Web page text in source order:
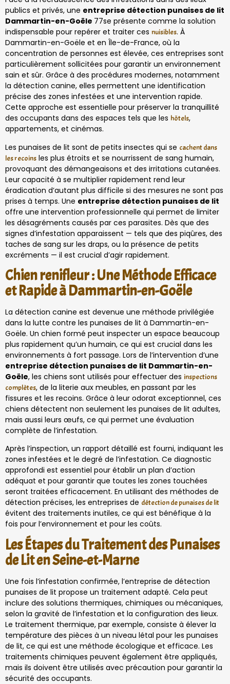
publics et privés, une entreprise détection punaises de lit
Dammartin-en-Goële 77se présente comme la solution
indispensable pour repérer et traiter ces nuisibles. À
Dammartin-en-Goële et en Île-de-France, où la
concentration de personnes est élevée, ces entreprises sont
particulièrement sollicitées pour garantir un environnement
sain et sûr. Grâce à des procédures modernes, notamment
la détection canine, elles permettent une identification
précise des zones infestées et une intervention rapide.
Cette approche est essentielle pour préserver la tranquillité
des occupants dans des espaces tels que les hôtels,
appartements, et cinémas.
Les punaises de lit sont de petits insectes qui se cachent dans
les recoins les plus étroits et se nourrissent de sang humain,
provoquant des démangeaisons et des irritations cutanées.
Leur capacité à se multiplier rapidement rend leur
éradication d’autant plus difficile si des mesures ne sont pas
prises à temps. Une entreprise détection punaises de lit
offre une intervention professionnelle qui permet de limiter
les désagréments causés par ces parasites. Dès que des
signes d’infestation apparaissent — tels que des piqûres, des
taches de sang sur les draps, ou la présence de petits
excréments — il est crucial d’agir rapidement.
Chien renifleur : Une Méthode Efficace
et Rapide à Dammartin-en-Goële
La détection canine est devenue une méthode privilégiée
dans la lutte contre les punaises de lit à Dammartin-en-
Goële. Un chien formé peut inspecter un espace beaucoup
plus rapidement qu’un humain, ce qui est crucial dans les
environnements à fort passage. Lors de l’intervention d’une
entreprise détection punaises de lit Dammartin-en-
Goële, les chiens sont utilisés pour effectuer des inspections
complètes, de la literie aux meubles, en passant par les
fissures et les recoins. Grâce à leur odorat exceptionnel, ces
chiens détectent non seulement les punaises de lit adultes,
mais aussi leurs œufs, ce qui permet une évaluation
complète de l’infestation.
Après l’inspection, un rapport détaillé est fourni, indiquant les
zones infestées et le degré de l’infestation. Ce diagnostic
approfondi est essentiel pour établir un plan d’action
adéquat et pour garantir que toutes les zones touchées
seront traitées efficacement. En utilisant des méthodes de
détection précises, les entreprises de détection de punaises de lit
évitent des traitements inutiles, ce qui est bénéfique à la
fois pour l’environnement et pour les coûts.
Les Étapes du Traitement des Punaises
de Lit en Seine-et-Marne
Une fois l’infestation confirmée, l’entreprise de détection
punaises de lit propose un traitement adapté. Cela peut
inclure des solutions thermiques, chimiques ou mécaniques,
selon la gravité de l’infestation et la configuration des lieux.
Le traitement thermique, par exemple, consiste à élever la
température des pièces à un niveau létal pour les punaises
de lit, ce qui est une méthode écologique et efficace. Les
traitements chimiques peuvent également être appliqués,
mais ils doivent être utilisés avec précaution pour garantir la
sécurité des occupants.